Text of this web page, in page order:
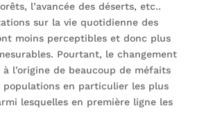
l’avancée des déserts, etc..
sur la vie quotidienne des
moins perceptibles et donc plus
Pourtant, le changement
l’origine de beaucoup de méfaits
en particulier les plus
lesquelles en première ligne les